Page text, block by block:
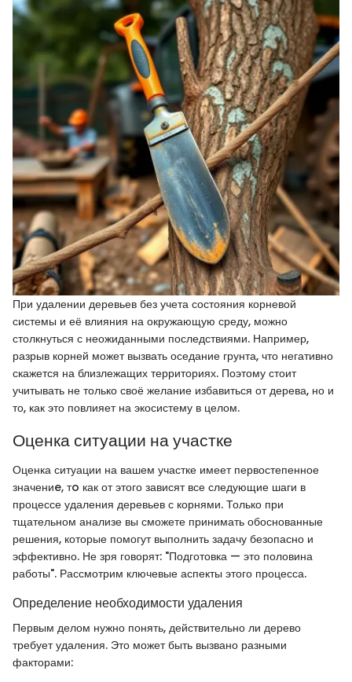
При удалении деревьев без учета состояния корневой
системы и её влияния на окружающую среду, можно
столкнуться с неожиданными последствиями. Например,
разрыв корней может вызвать оседание грунта, что негативно
скажется на близлежащих территориях. Поэтому стоит
учитывать не только своё желание избавиться от дерева, но и
то, как это повлияет на экосистему в целом.
Оценка ситуации на участке
Оценка ситуации на вашем участке имеет первостепенное
значениe, тo как от этого зависят все следующие шаги в
процессе удаления деревьев с корнями. Только при
тщательном анализе вы сможете принимать обоснованные
решения, которые помогут выполнить задачу безопасно и
эффективно. Не зря говорят: "Подготовка — это половина
работы". Рассмотрим ключевые аспекты этого процесса.
Определение необходимости удаления
Первым делом нужно понять, действительно ли дерево
требует удаления. Это может быть вызвано разными
факторами: